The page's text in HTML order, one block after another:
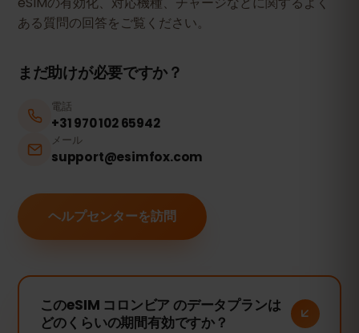
ある質問の回答をご覧ください。
まだ助けが必要ですか？
電話
+31 970 102 65942
メール
support@esimfox.com
ヘルプセンターを訪問
このeSIM コロンビア のデータプランは
どのくらいの期間有効ですか？